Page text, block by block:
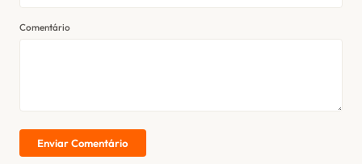
Comentário
Enviar Comentário